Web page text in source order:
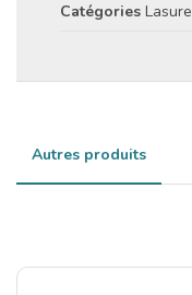
Catégories Lasure
Autres produits